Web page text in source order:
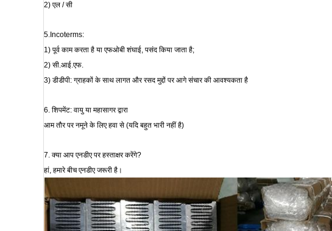
2) एल / सी
5.Incoterms:
1) पूर्व काम करता है या एफओबी शंघाई, पसंद किया जाता है;
2) सी.आई.एफ.
3) डीडीपी: ग्राहकों के साथ लागत और रसद मुद्दों पर आगे संचार की आवश्यकता है
6. शिपमेंट: वायु या महासागर द्वारा
आम तौर पर नमूने के लिए हवा से (यदि बहुत भारी नहीं है)
7. क्या आप एनडीए पर हस्ताक्षर करेंगे?
हां, हमारे बीच एनडीए जरूरी है।